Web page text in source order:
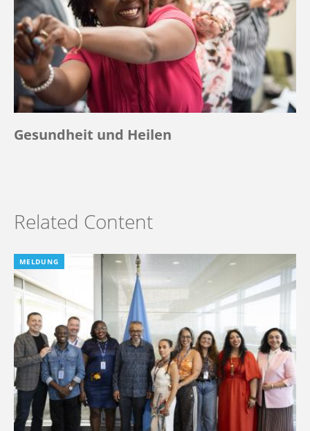
Gesundheit und Heilen
Related Content
MELDUNG